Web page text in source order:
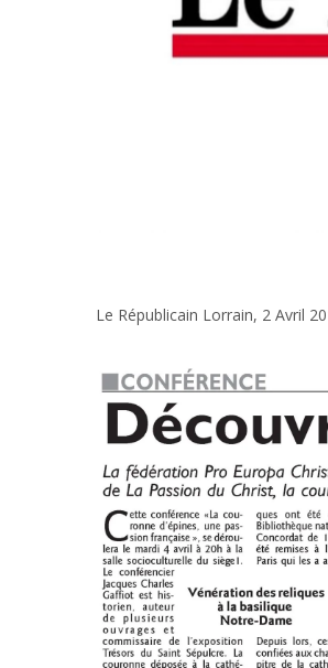
Le Républicain Lorrain, 2 Avril